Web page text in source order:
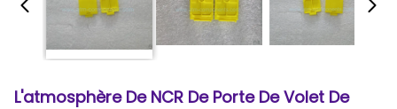
L'atmosphère De NCR De Porte De Volet De